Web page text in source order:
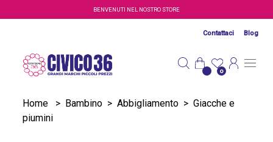
Salta al contenuto principaleBENVENUTI NEL NOSTRO STORE
Contattaci Blog
0
Home > Bambino > Abbigliamento > Giacche e
piumini